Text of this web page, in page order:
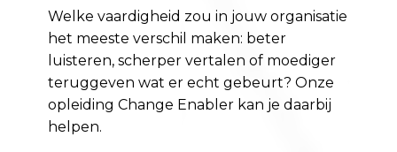
Welke vaardigheid zou in jouw organisatie
het meeste verschil maken: beter
luisteren, scherper vertalen of moediger
teruggeven wat er echt gebeurt? Onze
opleiding Change Enabler kan je daarbij
helpen.